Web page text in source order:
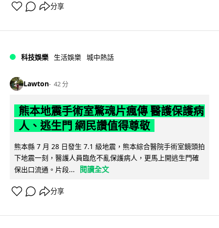
分享
科技娛樂 生活娛樂 城中熱話
Lawton 42 分
熊本地震手術室驚魂片瘋傳 醫護保護病
人、逃生門 網民讚值得尊敬
熊本縣 7 月 28 日發生 7.1 級地震，熊本綜合醫院手術室鏡頭拍
下地震一刻，醫護人員臨危不亂保護病人，更馬上開逃生門確
保出口流通。片段...
閱讀全文
分享